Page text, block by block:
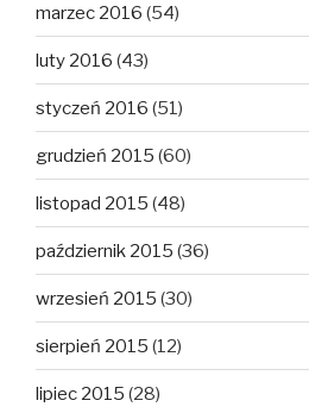
marzec 2016 (54)
luty 2016 (43)
styczeń 2016 (51)
grudzień 2015 (60)
listopad 2015 (48)
październik 2015 (36)
wrzesień 2015 (30)
sierpień 2015 (12)
lipiec 2015 (28)